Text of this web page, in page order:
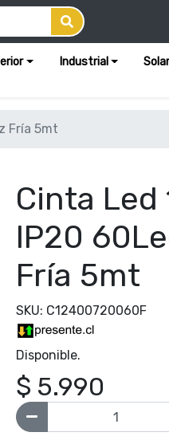
Industrial Solar
Fría 5mt
Cinta Led
IP20
Fría 5mt
SKU: C12400720060F
Disponible.
$ 5.990